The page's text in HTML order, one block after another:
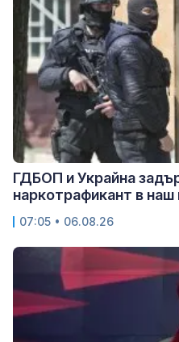
ГДБОП и Украйна
наркотрафикант в
07:05 • 06.08.26